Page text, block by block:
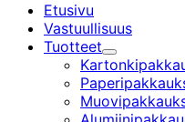
Etusivu
Vastuullisuus
Tuotteet
Alavalikko